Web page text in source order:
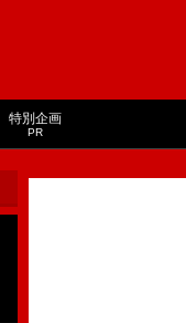
特別企画
PR